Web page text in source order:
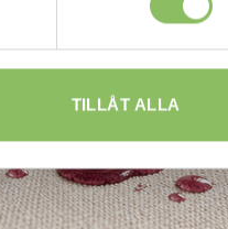
TILLÅT ALLA